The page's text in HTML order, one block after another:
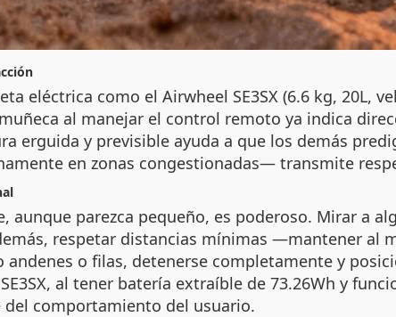
eléctrica como el Airwheel SE3SX (6.6 kg, 20L,
al manejar el control remoto ya indica
erguida y previsible ayuda a que los demás
en zonas congestionadas— transmite
aunque parezca pequeño, es poderoso. Mirar a
respetar distancias mínimas —mantener al
andenes o filas, detenerse completamente y
al tener batería extraíble de 73.26Wh y
comportamiento del usuario.